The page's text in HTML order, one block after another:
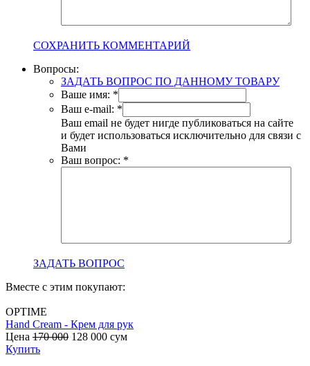
СОХРАНИТЬ КОММЕНТАРИЙ
Вопросы:
ЗАДАТЬ ВОПРОС ПО ДАННОМУ ТОВАРУ
Ваше имя: *
Ваш e-mail: *
Ваш email не будет нигде публиковаться на сайте
и будет использоваться исключительно для связи с
Вами
Ваш вопрос: *
ЗАДАТЬ ВОПРОС
Вместе с этим покупают:
OPTIME
Hand Cream - Крем для рук
Цена 170 000 128 000 сум
Купить